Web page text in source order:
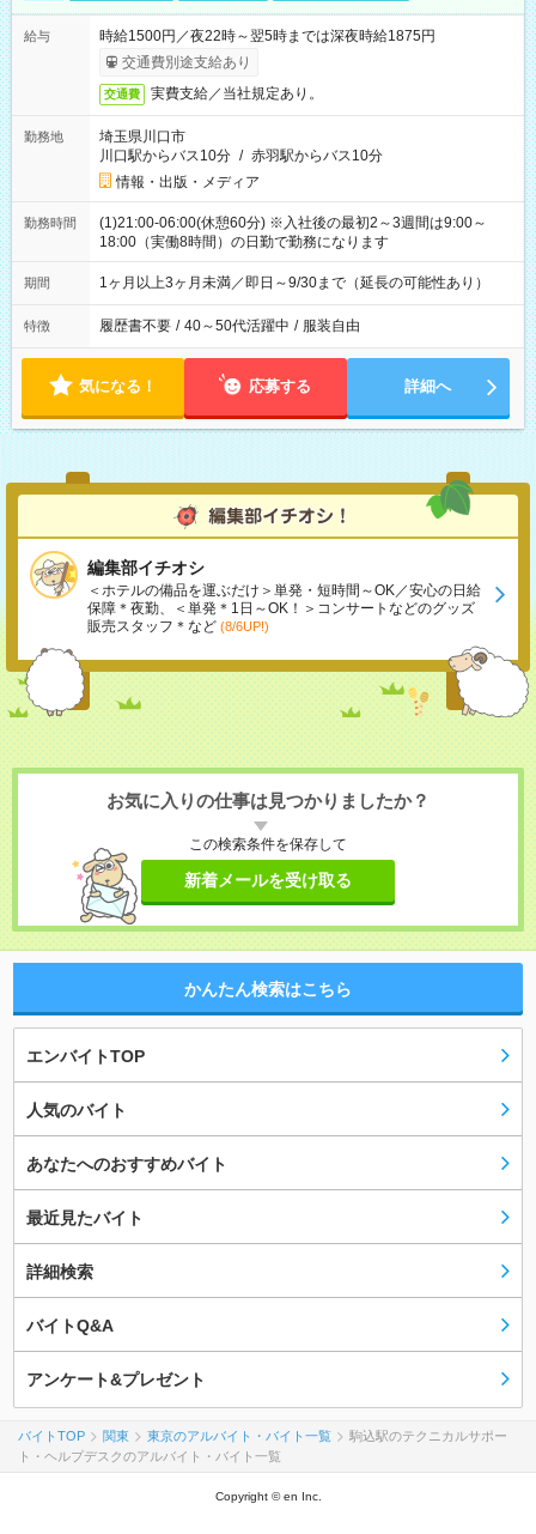
給与
時給1500円／夜22時～翌5時までは深夜時給1875円
交通費別途支給あり
交通費 実費支給／当社規定あり。
勤務地
埼玉県川口市
川口駅からバス10分 / 赤羽駅からバス10分
情報・出版・メディア
勤務時間
(1)21:00-06:00(休憩60分) ※入社後の最初2～3週間は9:00～
18:00（実働8時間）の日勤で勤務になります
期間 1ヶ月以上3ヶ月未満／即日～9/30まで（延長の可能性あり）
特徴 履歴書不要 / 40～50代活躍中 / 服装自由
気になる！ 応募する 詳細へ
編集部イチオシ
＜ホテルの備品を運ぶだけ＞単発・短時間～OK／安心の日給
保障＊夜勤、＜単発＊1日～OK！＞コンサートなどのグッズ
販売スタッフ＊など (8/6UP!)
お気に入りの仕事は見つかりましたか？
この検索条件を保存して
新着メールを受け取る
かんたん検索はこちら
エンバイトTOP
人気のバイト
あなたへのおすすめバイト
最近見たバイト
詳細検索
バイトQ&A
アンケート&プレゼント
バイトTOP 関東 東京のアルバイト・バイト一覧
駒込駅のテクニカルサポー
ト・ヘルプデスクのアルバイト・バイト一覧
Copyright © en Inc.